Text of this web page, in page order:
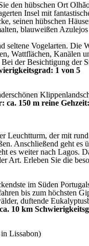
hübschen Ort
Insel mit
seinen hübschen
blauweißen
Vogelarten. Die
Kanälen
der Besichtigung der
1 von 5
ca. 150 m reine
der mit
Anschließend geht es
weiter nach Lagos.
Art. Erleben Sie die
im Süden
bis zum höchsten
duftende
10 km
Lissabon)